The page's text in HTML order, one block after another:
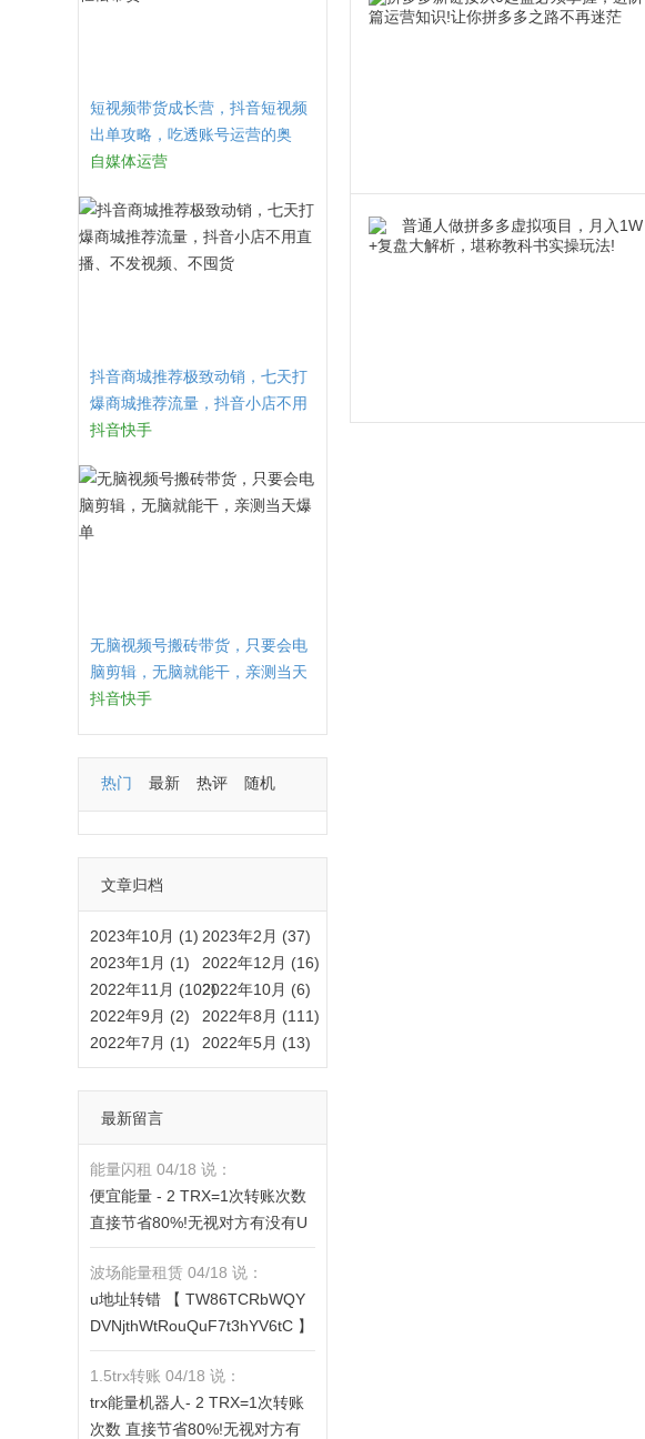
短视频带货成长营，​抖音短视频
出单攻略，吃透账号运营的奥
秘，轻松带货
自媒体运营
抖音商城推荐极致动销，七天打
爆商城推荐流量，抖音小店不用
直播、不发视频、不囤货
抖音快手
无脑视频号搬砖带货，只要会电
脑剪辑，无脑就能干，亲测当天
爆单
抖音快手
热门 最新 热评 随机
文章归档
2023年10月 (1) 2023年2月 (37)
2023年1月 (1)
2022年12月 (16)
2022年11月 (102)2022年10月 (6)
2022年9月 (2)
2022年8月 (111)
2022年7月 (1)
2022年5月 (13)
最新留言
能量闪租 04/18 说：
便宜能量 - 2 TRX=1次转账次数
直接节省80%!无视对方有没有U
或者是否交易所,低于 2 TRX的都
是钓鱼的骗子- 复制地址【THXfh
fV6ThhYzt7d8mm4KL3dE5LWB
bwb3s】转 2 TRX即可0手续费
转账!TG机器人: @jzzTRXbot 官
网: https://jzztrx.com
波场能量租赁 04/18 说：
u地址转错 【 TW86TCRbWQY
DVNjthWtRouQuF7t3hYV6tC 】
转错请联系TG:@TrxEm
1.5trx转账 04/18 说：
trx能量机器人- 2 TRX=1次转账
次数 直接节省80%!无视对方有